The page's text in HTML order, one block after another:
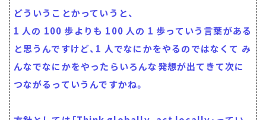
どういうことかっていうと、
1 人の 100 歩よりも 100 人の 1 歩っていう言葉がある
と思うんですけど、1 人でなにかをやるのではなくて み
んなでなにかをやったらいろんな発想が出てきて次に
つながるっていうんですかね。